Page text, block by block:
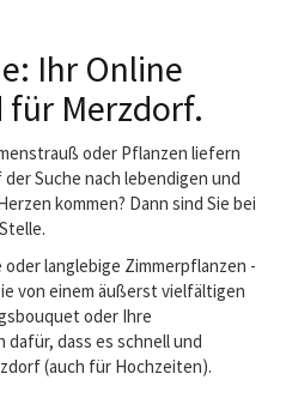
Ihr Online
Merzdorf.
oder Pflanzen liefern
Suche nach lebendigen und
kommen? Dann sind Sie bei
langlebige Zimmerpflanzen -
von einem äußerst vielfältigen
oder Ihre
dass es schnell und
(auch für Hochzeiten).